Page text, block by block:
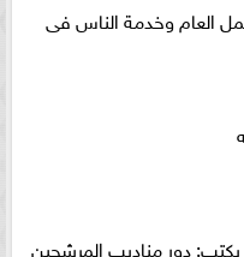
العام وخدمة الناس فى
دور مناديب المرشحين